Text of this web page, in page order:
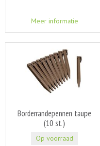
Meer informatie
Borderrandepennen taupe
(10 st.)
Op voorraad